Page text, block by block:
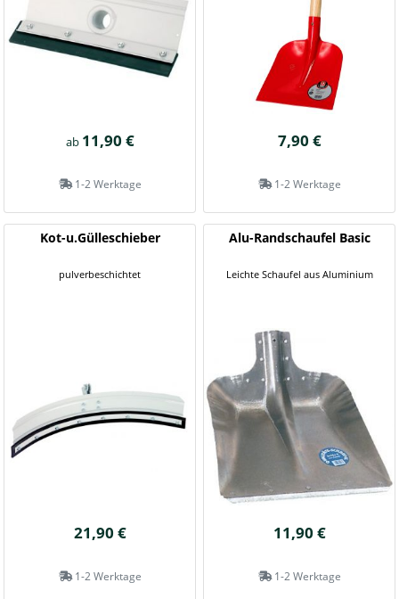
ab 11,90 €
1-2 Werktage
7,90 €
1-2 Werktage
Kot-u.Gülleschieber
pulverbeschichtet
21,90 €
1-2 Werktage
Alu-Randschaufel Basic
Leichte Schaufel aus Aluminium
11,90 €
1-2 Werktage